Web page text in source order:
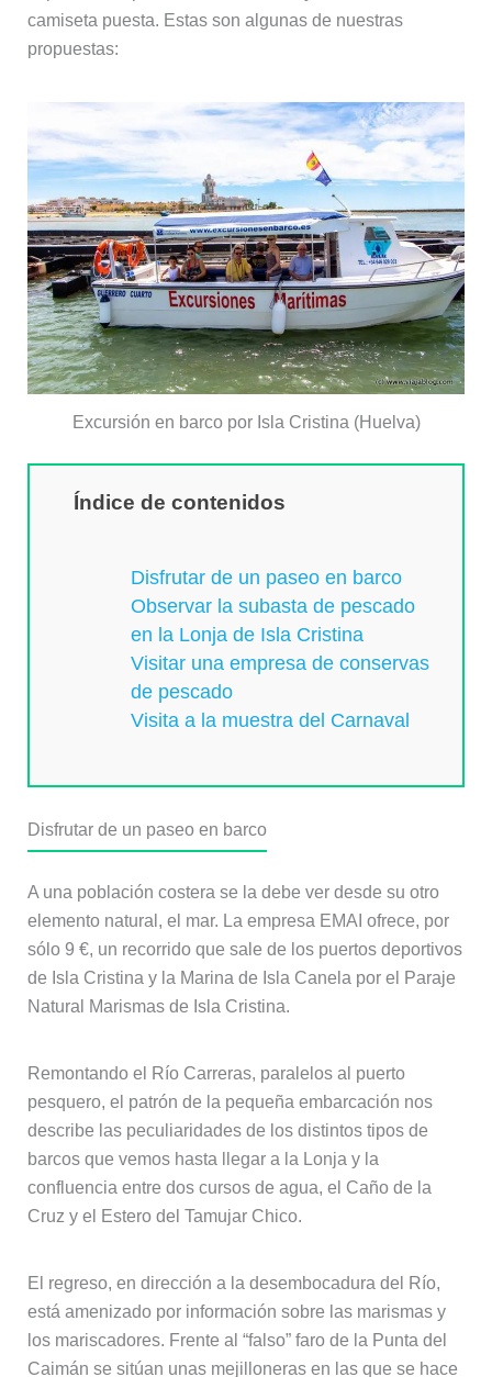
camiseta puesta. Estas son algunas de nuestras
propuestas:
Excursión en barco por Isla Cristina (Huelva)
Índice de contenidos
Disfrutar de un paseo en barco
Observar la subasta de pescado
en la Lonja de Isla Cristina
Visitar una empresa de conservas
de pescado
Visita a la muestra del Carnaval
Disfrutar de un paseo en barco
A una población costera se la debe ver desde su otro
elemento natural, el mar. La empresa EMAI ofrece, por
sólo 9 €, un recorrido que sale de los puertos deportivos
de Isla Cristina y la Marina de Isla Canela por el Paraje
Natural Marismas de Isla Cristina.
Remontando el Río Carreras, paralelos al puerto
pesquero, el patrón de la pequeña embarcación nos
describe las peculiaridades de los distintos tipos de
barcos que vemos hasta llegar a la Lonja y la
confluencia entre dos cursos de agua, el Caño de la
Cruz y el Estero del Tamujar Chico.
El regreso, en dirección a la desembocadura del Río,
está amenizado por información sobre las marismas y
los mariscadores. Frente al “falso” faro de la Punta del
Caimán se sitúan unas mejilloneras en las que se hace